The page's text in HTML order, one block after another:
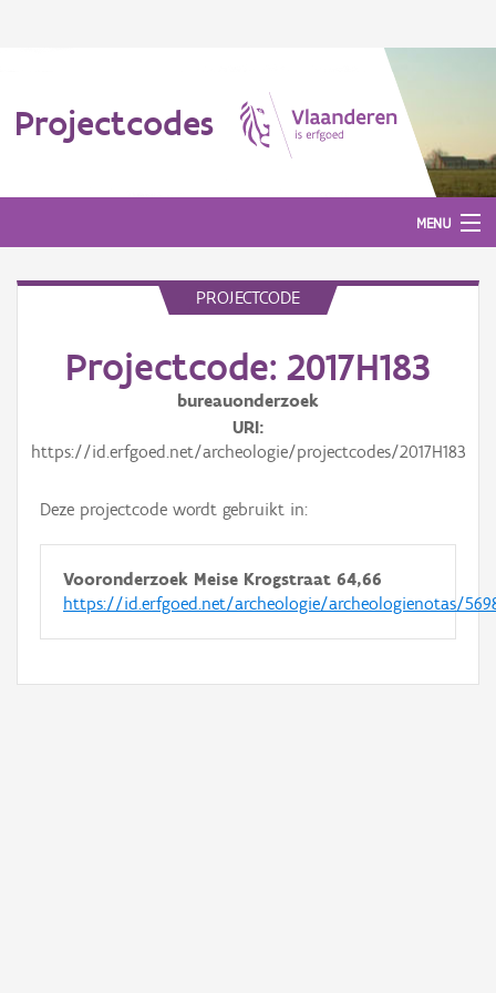
Projectcodes
MENU
PROJECTCODE
Projectcode: 2017H183
bureauonderzoek
URI
https://id.erfgoed.net/archeologie/projectcodes/2017H183
Deze projectcode wordt gebruikt in:
Vooronderzoek Meise Krogstraat 64,66
https://id.erfgoed.net/archeologie/archeologienotas/